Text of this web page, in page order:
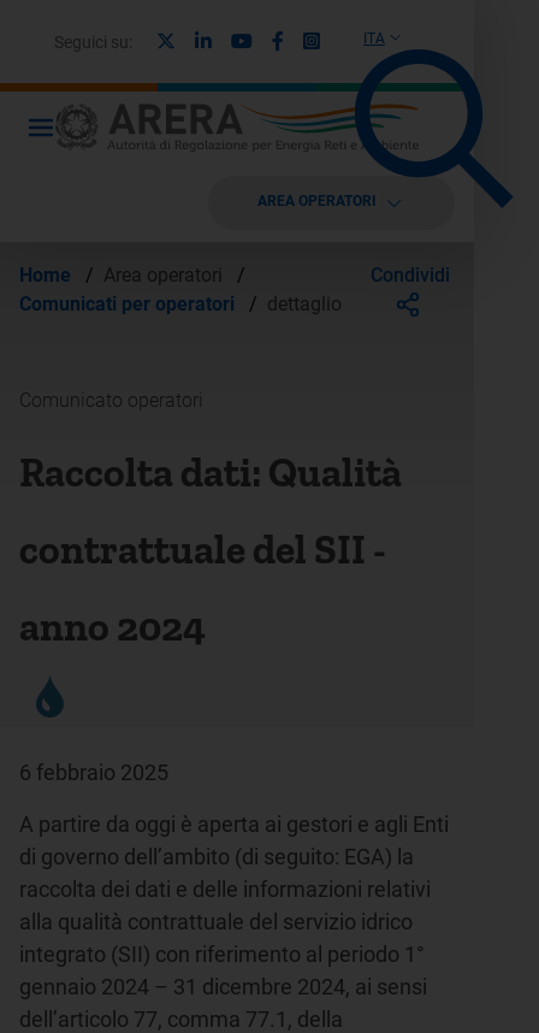
ITA
Seguici su: LinkedinYoutubeFacebook
Instagram
AREA OPERATORI
Home / Area operatori
/
Comunicati per operatori
/ dettaglio
Condividi
Comunicato operatori
Raccolta dati: Qualità
contrattuale del SII -
anno 2024
6 febbraio 2025
A partire da oggi è aperta ai gestori e agli Enti
di governo dell’ambito (di seguito: EGA) la
raccolta dei dati e delle informazioni relativi
alla qualità contrattuale del servizio idrico
integrato (SII) con riferimento al periodo 1°
gennaio 2024 – 31 dicembre 2024, ai sensi
dell’articolo 77, comma 77.1, della